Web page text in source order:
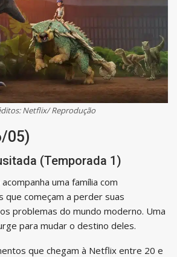
Netflix/ Reprodução
05)
(Temporada 1)
uma família com
que começam a perder suas
problemas do mundo moderno. Uma
para mudar o destino deles.
que chegam à Netflix entre 20 e